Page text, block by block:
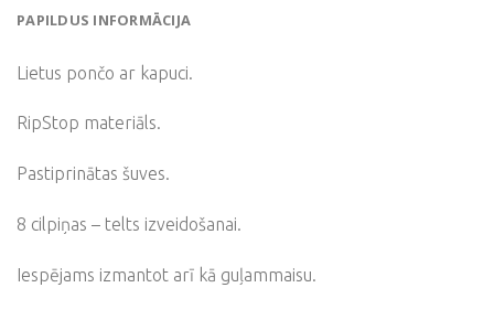
PAPILDUS INFORMĀCIJA
Lietus pončo ar kapuci.
RipStop materiāls.
Pastiprinātas šuves.
8 cilpiņas – telts izveidošanai.
Iespējams izmantot arī kā guļammaisu.